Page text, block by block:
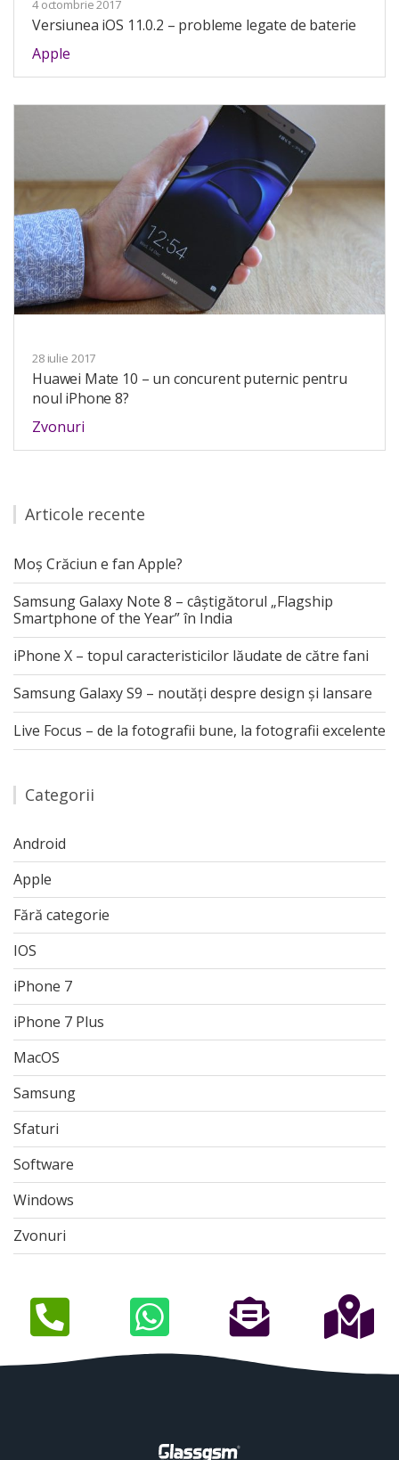
4 octombrie 2017
Versiunea iOS 11.0.2 – probleme legate de baterie
Apple
28 iulie 2017
Huawei Mate 10 – un concurent puternic pentru
noul iPhone 8?
Zvonuri
Articole recente
Moș Crăciun e fan Apple?
Samsung Galaxy Note 8 – câștigătorul „Flagship
Smartphone of the Year” în India
iPhone X – topul caracteristicilor lăudate de către fani
Samsung Galaxy S9 – noutăți despre design și lansare
Live Focus – de la fotografii bune, la fotografii excelente
Categorii
Android
Apple
Fără categorie
IOS
iPhone 7
iPhone 7 Plus
MacOS
Samsung
Sfaturi
Software
Windows
Zvonuri